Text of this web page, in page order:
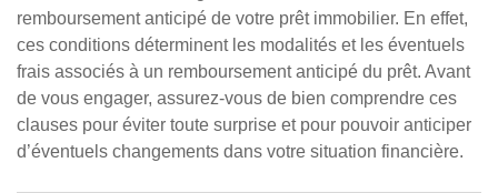
remboursement anticipé de votre prêt immobilier. En effet,
ces conditions déterminent les modalités et les éventuels
frais associés à un remboursement anticipé du prêt. Avant
de vous engager, assurez-vous de bien comprendre ces
clauses pour éviter toute surprise et pour pouvoir anticiper
d’éventuels changements dans votre situation financière.